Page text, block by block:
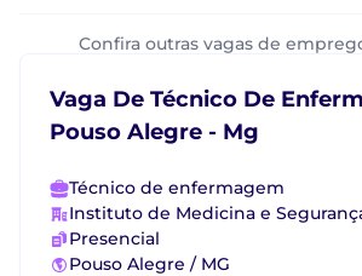
Confira outras vagas de
Vaga De Técnico De
Pouso Alegre - Mg
Técnico de enfermagem
Instituto de Medicina e
Presencial
Pouso Alegre / MG